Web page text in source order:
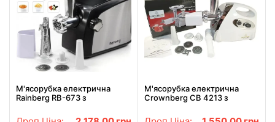
М'ясорубка електрична
Rainberg RB-673 з
шинковкою 9 насадок
М'ясорубка електрична
Crownberg CB 4213 з
Вт